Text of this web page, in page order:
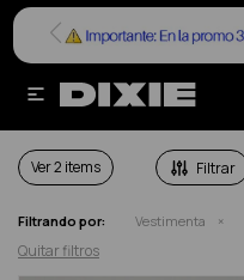

CAMISAS
Ver
Filtrando por: Vestimenta
Quitar filtros